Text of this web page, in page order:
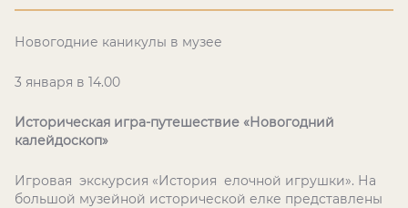
Новогодние каникулы в музее
3 января в 14.00
Историческая игра-путешествие «Новогодний
калейдоскоп»
Игровая экскурсия «История елочной игрушки». На
большой музейной исторической елке представлены